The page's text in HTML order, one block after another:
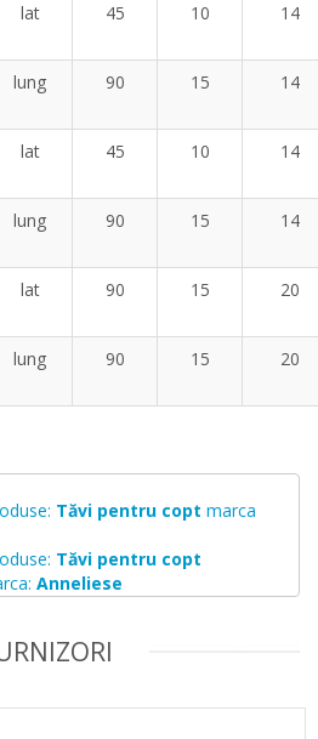
lat 45 10 14
lung 90 15 14
lat 45 10 14
lung 90 15 14
lat 90 15 20
lung 90 15 20
Tăvi pentru copt marca
Tăvi pentru copt
Anneliese